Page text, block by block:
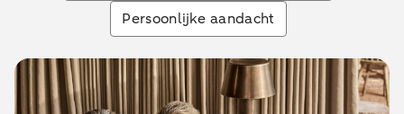
Persoonlijke aandacht